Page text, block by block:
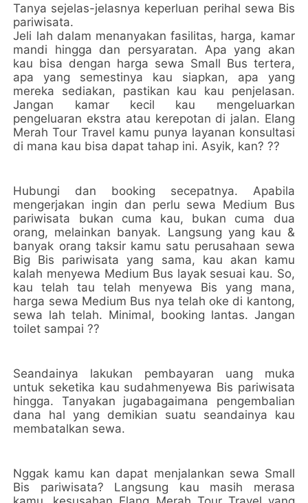
Tanya sejelas-jelasnya keperluan perihal sewa Bis
pariwisata.
Jeli lah dalam menanyakan fasilitas, harga, kamar
mandi hingga dan persyaratan. Apa yang akan
kau bisa dengan harga sewa Small Bus tertera,
apa yang semestinya kau siapkan, apa yang
mereka sediakan, pastikan kau kau penjelasan.
Jangan kamar kecil kau mengeluarkan
pengeluaran ekstra atau kerepotan di jalan. Elang
Merah Tour Travel kamu punya layanan konsultasi
di mana kau bisa dapat tahap ini. Asyik, kan? ??
Hubungi dan booking secepatnya. Apabila
mengerjakan ingin dan perlu sewa Medium Bus
pariwisata bukan cuma kau, bukan cuma dua
orang, melainkan banyak. Langsung yang kau &
banyak orang taksir kamu satu perusahaan sewa
Big Bis pariwisata yang sama, kau akan kamu
kalah menyewa Medium Bus layak sesuai kau. So,
kau telah tau telah menyewa Bis yang mana,
harga sewa Medium Bus nya telah oke di kantong,
sewa lah telah. Minimal, booking lantas. Jangan
toilet sampai ??
Seandainya lakukan pembayaran uang muka
untuk seketika kau sudahmenyewa Bis pariwisata
hingga. Tanyakan jugabagaimana pengembalian
dana hal yang demikian suatu seandainya kau
membatalkan sewa.
Nggak kamu kan dapat menjalankan sewa Small
Bis pariwisata? Langsung kau masih merasa